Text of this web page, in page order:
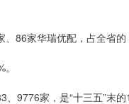
家华瑞优配，占全省的
家，是“十三五”末的